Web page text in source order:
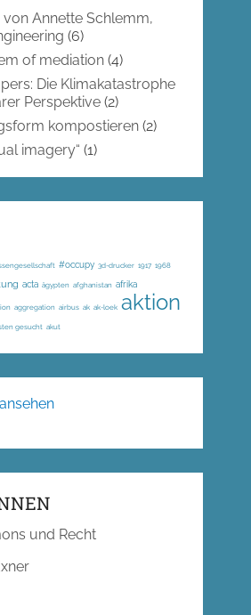
von Annette Schlemm,
(6)
of mediation(4)
Die Klimakatastrophe
Perspektive(2)
kompostieren(2)
imagery“ (1)
#occupy 3d-drucker 1917 1968
acta ägypten afghanistan afrika
aggregation airbus ak ak-loek aktion
gesucht akut
und Recht